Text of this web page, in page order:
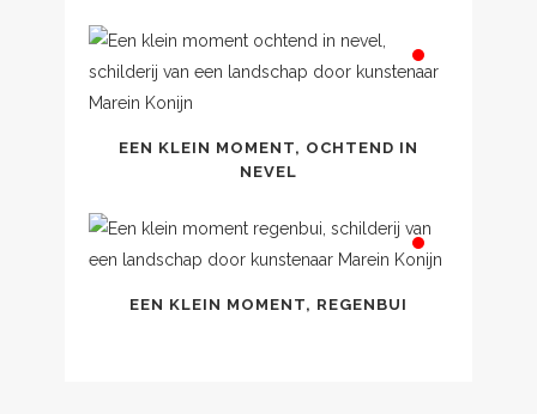
EEN KLEIN MOMENT, OCHTEND IN
NEVEL
EEN KLEIN MOMENT, REGENBUI